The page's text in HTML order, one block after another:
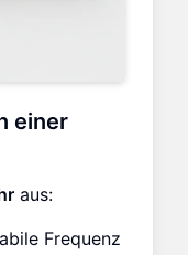
einer
aus:
Frequenz